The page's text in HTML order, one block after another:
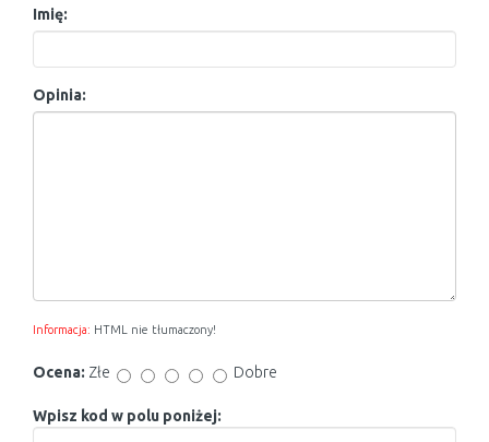
Imię:
Opinia:
Informacja: HTML nie tłumaczony!
Ocena: Złe Dobre
Wpisz kod w polu poniżej: